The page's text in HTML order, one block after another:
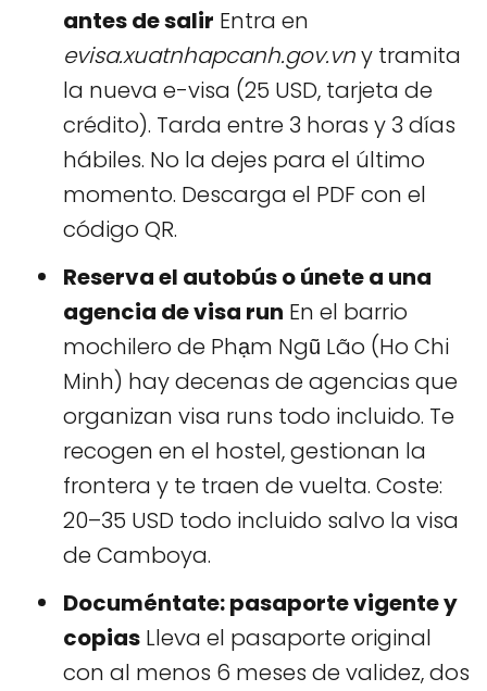
antes de salir Entra en
evisa.xuatnhapcanh.gov.vny tramita
la nueva e-visa (25 USD, tarjeta de
crédito). Tarda entre 3 horas y 3 días
hábiles. No la dejes para el último
momento. Descarga el PDF con el
código QR.
Reserva el autobús o únete a una
agencia de visa run En el barrio
mochilero de Phạm Ngũ Lão (Ho Chi
Minh) hay decenas de agencias que
organizan visa runs todo incluido. Te
recogen en el hostel, gestionan la
frontera y te traen de vuelta. Coste:
20–35 USD todo incluido salvo la visa
de Camboya.
Documéntate: pasaporte vigente y
copias Lleva el pasaporte original
con al menos 6 meses de validez, dos